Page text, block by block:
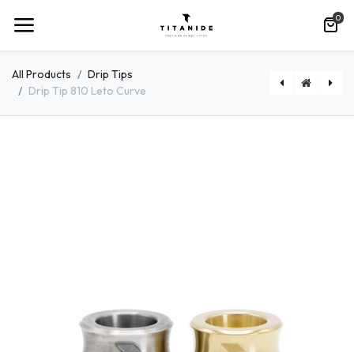
0
All Products
Drip Tips
Drip Tip 810 Leto Curve